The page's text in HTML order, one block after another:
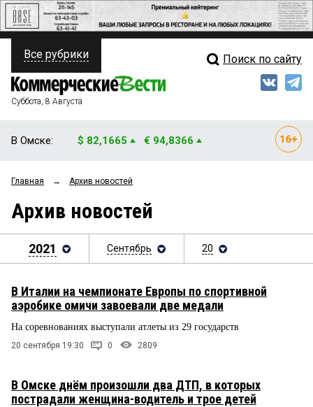
ПОЛИТИКА
ФИНАНСЫ
ОБЩЕСТВО
ЗАКОН
НОВОСТИ КОМПАНИЙ
СТИЛЬ ЖИЗНИ
Свежий выпуск
Блоги
Все рубрики Поиск по сайту
Суббота, 8 Августа
В Омске: $ 82,1665 € 94,8366
Главная → Архив новостей
Архив новостей
2021 Сентябрь 20
В Италии на чемпионате Европы по спортивной
аэробике омичи завоевали две медали
На соревнованиях выступали атлеты из 29 государств
20 сентября 19:30 0 2809
В Омске днём произошли два ДТП, в которых
пострадали женщина-водитель и трое детей